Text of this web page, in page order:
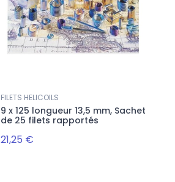
Accueil
FILETS HELICOILS
9 x 125 longueur 13,5 mm, Sachet
de 25 filets rapportés
21,25 €